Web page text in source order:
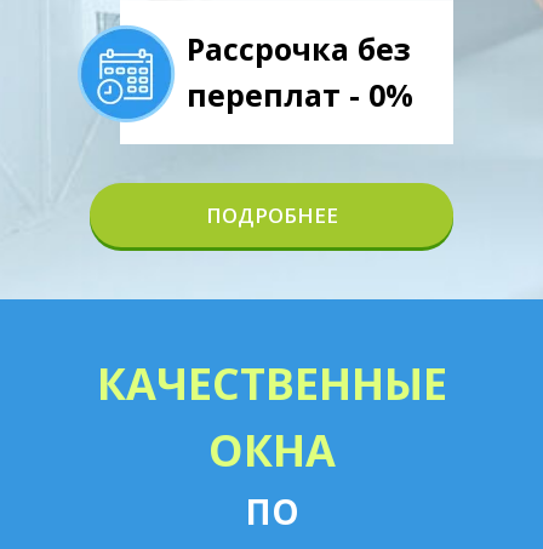
ПОДРОБНЕЕ
Рассрочка без
переплат - 0%
КАЧЕСТВЕННЫЕ
ОКНА
ПО